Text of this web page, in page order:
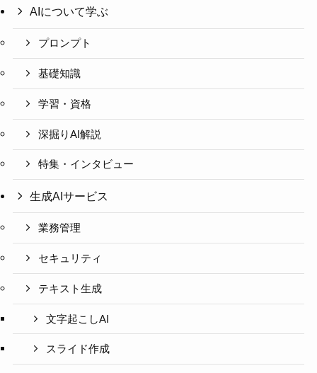
AIについて学ぶ
プロンプト
基礎知識
学習・資格
深掘りAI解説
特集・インタビュー
生成AIサービス
業務管理
セキュリティ
テキスト生成
文字起こしAI
スライド作成